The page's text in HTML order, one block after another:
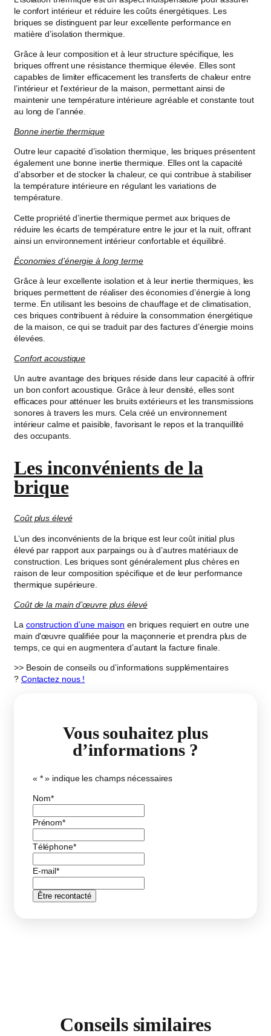
le confort intérieur et réduire les coûts énergétiques. Les
briques se distinguent par leur excellente performance en
matière d’isolation thermique.
Grâce à leur composition et à leur structure spécifique, les
briques offrent une résistance thermique élevée. Elles sont
capables de limiter efficacement les transferts de chaleur entre
l’intérieur et l’extérieur de la maison, permettant ainsi de
maintenir une température intérieure agréable et constante tout
au long de l’année.
Bonne inertie thermique
Outre leur capacité d’isolation thermique, les briques présentent
également une bonne inertie thermique. Elles ont la capacité
d’absorber et de stocker la chaleur, ce qui contribue à stabiliser
la température intérieure en régulant les variations de
température.
Cette propriété d’inertie thermique permet aux briques de
réduire les écarts de température entre le jour et la nuit, offrant
ainsi un environnement intérieur confortable et équilibré.
Économies d’énergie à long terme
Grâce à leur excellente isolation et à leur inertie thermiques, les
briques permettent de réaliser des économies d’énergie à long
terme. En utilisant les besoins de chauffage et de climatisation,
ces briques contribuent à réduire la consommation énergétique
de la maison, ce qui se traduit par des factures d’énergie moins
élevées.
Confort acoustique
Un autre avantage des briques réside dans leur capacité à offrir
un bon confort acoustique. Grâce à leur densité, elles sont
efficaces pour atténuer les bruits extérieurs et les transmissions
sonores à travers les murs. Cela créé un environnement
intérieur calme et paisible, favorisant le repos et la tranquillité
des occupants.
Les inconvénients de la
brique
Coût plus élevé
L’un des inconvénients de la brique est leur coût initial plus
élevé par rapport aux parpaings ou à d’autres matériaux de
construction. Les briques sont généralement plus chères en
raison de leur composition spécifique et de leur performance
thermique supérieure.
Coût de la main d’œuvre plus élevé
La construction d’une maison en briques requiert en outre une
main d’œuvre qualifiée pour la maçonnerie et prendra plus de
temps, ce qui en augmentera d’autant la facture finale.
>> Besoin de conseils ou d’informations supplémentaires
? Contactez nous !
Vous souhaitez plus
d’informations ?
« *» indique les champs nécessaires
Nom*
Prénom*
Téléphone*
E-mail*
Être recontacté
Conseils similaires